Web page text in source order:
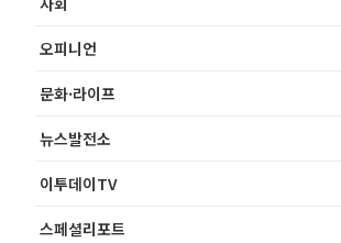
오피니언
문화·라이프
뉴스발전소
이투데이TV
스페셜리포트